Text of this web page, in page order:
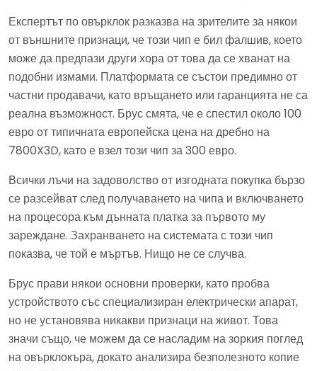
Експертът по овърклок разказва на зрителите за някои
от външните признаци, че този чип е бил фалшив, което
може да предпази други хора от това да се хванат на
подобни измами. Платформата се състои предимно от
частни продавачи, като връщането или гаранцията не са
реална възможност. Брус смята, че е спестил около 100
евро от типичната европейска цена на дребно на
7800X3D, като е взел този чип за 300 евро.
Всички лъчи на задоволство от изгодната покупка бързо
се разсейват след получаването на чипа и включването
на процесора към дънната платка за първото му
зареждане. Захранването на системата с този чип
показва, че той е мъртъв. Нищо не се случва.
Брус прави някои основни проверки, като пробва
устройството със специализиран електрически апарат,
но не установява никакви признаци на живот. Това
значи също, че можем да се насладим на зоркия поглед
на овърклокъра, докато анализира безполезното копие